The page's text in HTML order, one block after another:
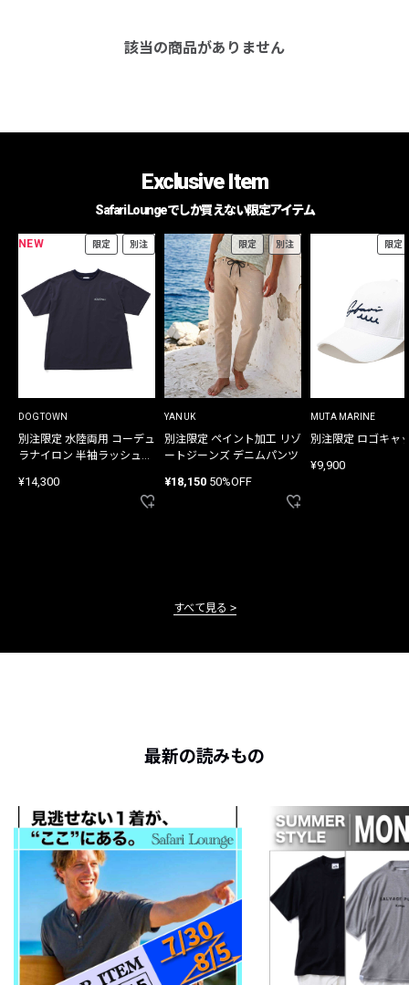
該当の商品がありません
Exclusive Item
Safari Loungeでしか買えない限定アイテム
NEW 限定 別注
DOGTOWN
別注限定 水陸両用 コーデュ
ラナイロン 半袖ラッシュガ
¥14,300
限定 別注
YANUK
別注限定 ペイント加工 リゾ
ートジーンズ デニムパンツ
¥18,150 50%OFF
限定
MUTA MARINE
別注限定 ロゴキャ
¥9,900
すべて見る
最新の読みもの